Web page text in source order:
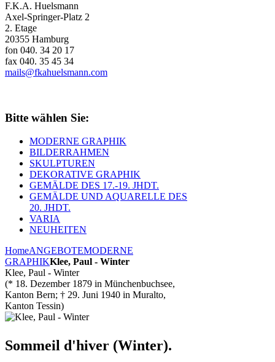
F.K.A. Huelsmann
Axel-Springer-Platz 2
2. Etage
20355 Hamburg
fon 040. 34 20 17
fax 040. 35 45 34
mails@fkahuelsmann.com
Bitte wählen Sie:
MODERNE GRAPHIK
BILDERRAHMEN
SKULPTUREN
DEKORATIVE GRAPHIK
GEMÄLDE DES 17.-19. JHDT.
GEMÄLDE UND AQUARELLE DES
20. JHDT.
VARIA
NEUHEITEN
HomeANGEBOTEMODERNE
GRAPHIKKlee, Paul - Winter
Klee, Paul - Winter
(* 18. Dezember 1879 in Münchenbuchsee,
Kanton Bern; † 29. Juni 1940 in Muralto,
Kanton Tessin)
Sommeil d'hiver (Winter).